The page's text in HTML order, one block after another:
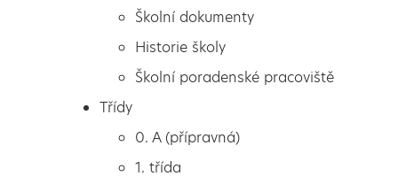
Pro budoucí prvňáčky
Rozvrhy hodin
Školská rada
Školní dokumenty
Historie školy
Školní poradenské pracoviště
Třídy
0. A (přípravná)
1. třída
Sešity do 7. třídy